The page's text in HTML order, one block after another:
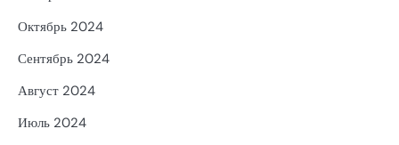
Октябрь 2024
Сентябрь 2024
Август 2024
Июль 2024